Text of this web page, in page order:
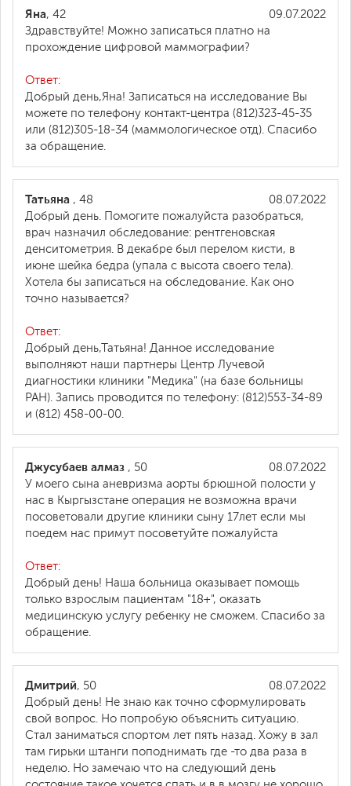
09.07.2022
Яна, 42
Здравствуйте! Можно записаться платно на
прохождение цифровой маммографии?
Ответ:
Добрый день,Яна! Записаться на исследование Вы
можете по телефону контакт-центра (812)323-45-35
или (812)305-18-34 (маммологическое отд). Спасибо
за обращение.
08.07.2022
Татьяна , 48
Добрый день. Помогите пожалуйста разобраться,
врач назначил обследование: рентгеновская
денситометрия. В декабре был перелом кисти, в
июне шейка бедра (упала с высота своего тела).
Хотела бы записаться на обследование. Как оно
точно называется?
Ответ:
Добрый день,Татьяна! Данное исследование
выполняют наши партнеры Центр Лучевой
диагностики клиники "Медика" (на базе больницы
РАН). Запись проводится по телефону: (812)553-34-89
и (812) 458-00-00.
08.07.2022
Джусубаев алмаз , 50
У моего сына аневризма аорты брюшной полости у
нас в Кыргызстане операция не возможна врачи
посоветовали другие клиники сыну 17лет если мы
поедем нас примут посоветуйте пожалуйста
Ответ:
Добрый день! Наша больница оказывает помощь
только взрослым пациентам "18+", оказать
медицинскую услугу ребенку не сможем. Спасибо за
обращение.
08.07.2022
Дмитрий, 50
Добрый день! Не знаю как точно сформулировать
свой вопрос. Но попробую объяснить ситуацию.
Стал заниматься спортом лет пять назад. Хожу в зал
там гирьки штанги поподнимать где -то два раза в
неделю. Но замечаю что на следующий день